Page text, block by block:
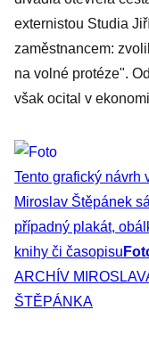
externistou Studia
zaměstnancem:
na volné protéze".
však ocital v
Tento grafický návrh
Miroslav Štěpánek
případný plakát,
knihy či časopisu
ARCHÍV
ŠTĚPÁNKA